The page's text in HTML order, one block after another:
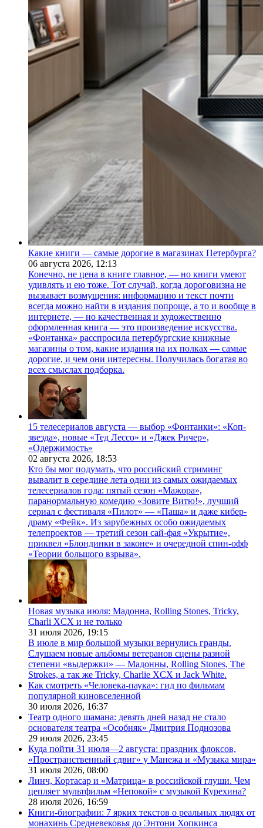
Какие книги — самые дорогие в магазинах Петербурга?
06 августа 2026, 12:13
Конечно, не цена в книге главное, — но книги умеют
удивлять и ею тоже. Тот случай, когда дороговизна не
вызывает возмущения: информацию и текст почти
всегда можно найти в издания попроще, а то и вообще в
интернете, — но качественная и художественно
оформленная книга — это произведение искусства.
«Фонтанка» расспросила петербургские книжные
магазины о том, какие издания на их полках — самые
дорогие, и чем они интересны. Получилась богатая во
всех смыслах подборка.
15 телесериалов августа — выбор «Фонтанки»: «Коп-
звезда», новые «Тед Лессо» и «Джек Ричер»,
«Одержимость»
02 августа 2026, 18:53
Кто бы мог подумать, что российский стриминг
вывалит в середине лета одни из самых ожидаемых
телесериалов года: пятый сезон «Мажора»,
паранормальную комедию «Зовите Витю!», лучший
сериал с фестиваля «Пилот» — «Паша» и даже кибер-
драму «Фейк». Из зарубежных особо ожидаемых
телепроектов — третий сезон сай-фая «Укрытие»,
приквел «Блондинки в законе» и очередной спин-офф
«Теории большого взрыва».
Новая музыка июля: Мадонна, Rolling Stones, Tricky,
Charli XCX и не только
31 июля 2026, 19:15
В июле в мир большой музыки вернулись гранды.
Слушаем новые альбомы ветеранов сцены разной
степени «выдержки» — Мадонны, Rolling Stones, The
Strokes, а так же Tricky, Charlie XCX и Jack White.
Как смотреть «Человека-паука»: гид по фильмам
популярной киновселенной
30 июля 2026, 16:37
Театр одного шамана: девять дней назад не стало
основателя театра «Особняк» Дмитрия Поднозова
29 июля 2026, 23:45
Куда пойти 31 июля—2 августа: праздник флоксов,
«Пространственный сдвиг» у Манежа и «Музыка мира»
31 июля 2026, 08:00
Линч, Кортасар и «Матрица» в российской глуши. Чем
цепляет мультфильм «Непокой» с музыкой Курехина?
28 июля 2026, 16:59
Книги-биографии: 7 ярких текстов о реальных людях от
монахинь Средневековья до Энтони Хопкинса